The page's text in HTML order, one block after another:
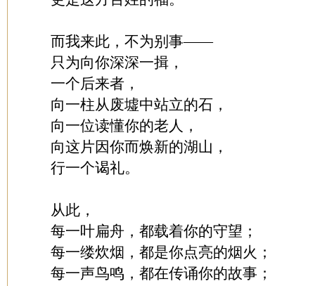
而我来此，不为别事——
只为向你深深一揖，
一个后来者，
向一柱从废墟中站立的石，
向一位读懂你的老人，
向这片因你而焕新的湖山，
行一个谒礼。
从此，
每一叶扁舟，都载着你的守望；
每一缕炊烟，都是你点亮的烟火；
每一声鸟鸣，都在传诵你的故事；